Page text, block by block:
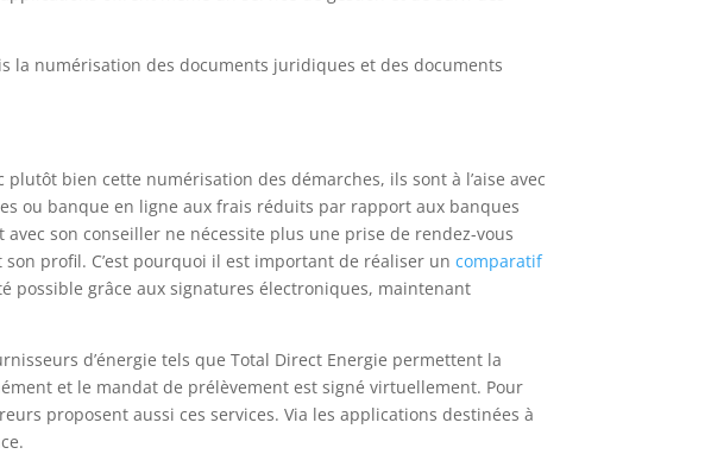
la numérisation des documents juridiques et des documents
bien cette numérisation des démarches, ils sont à l’aise avec
ou banque en ligne aux frais réduits par rapport aux banques
son conseiller ne nécessite plus une prise de rendez-vous
profil. C’est pourquoi il est important de réaliser uncomparatif
possible grâce aux signatures électroniques, maintenant
d’énergie tels que Total Direct Energie permettent la
et le mandat de prélèvement est signé virtuellement. Pour
proposent aussi ces services. Via les applications destinées à